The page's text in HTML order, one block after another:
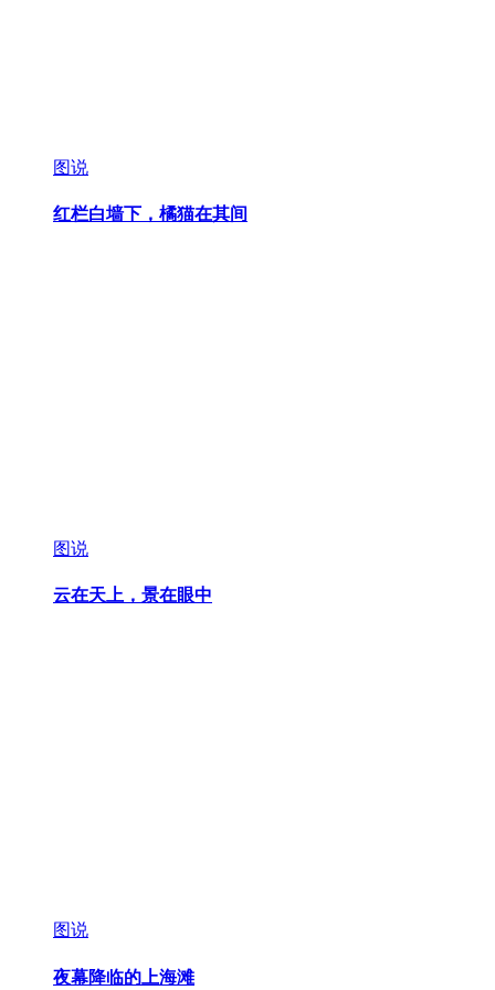
图说
红栏白墙下，橘猫在其间
图说
云在天上，景在眼中
图说
夜幕降临的上海滩